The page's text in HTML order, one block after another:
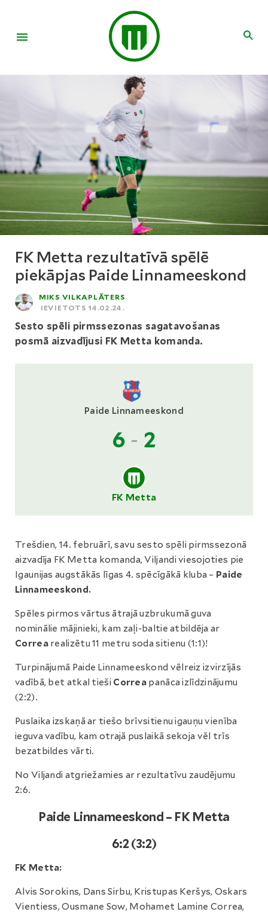
FK Metta rezultatīvā spēlē
piekāpjas Paide Linnameeskond
MIKS VILKAPLĀTERS
IEVIETOTS 14.02.24.
Sesto spēli pirmssezonas sagatavošanas
posmā aizvadījusi FK Metta komanda.
Paide Linnameeskond
6 - 2
FK Metta
Trešdien, 14. februārī, savu sesto spēli pirmssezonā
aizvadīja FK Metta komanda, Viljandi viesojoties pie
Igaunijas augstākās līgas 4. spēcīgākā kluba – Paide
Linnameeskond.
Spēles pirmos vārtus ātrajā uzbrukumā guva
nominālie mājinieki, kam zaļi-baltie atbildēja ar
Correarealizētu 11 metru soda sitienu (1:1)!
Turpinājumā Paide Linnameeskond vēlreiz izvirzījās
vadībā, bet atkal tieši Correa panāca izlīdzinājumu
(2:2).
Puslaika izskaņā ar tiešo brīvsitienu igauņu vienība
ieguva vadību, kam otrajā puslaikā sekoja vēl trīs
bezatbildes vārti.
No Viljandi atgriežamies ar rezultatīvu zaudējumu
2:6.
Paide Linnameeskond – FK Metta
6:2 (3:2)
FK Metta:
Alvis Sorokins, Dans Sirbu, Kristupas Keršys, Oskars
Vientiess, Ousmane Sow, Mohamet Lamine Correa,